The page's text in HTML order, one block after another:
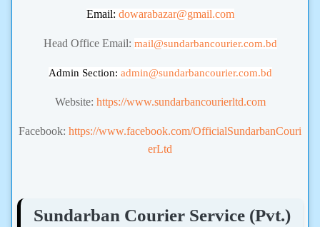
Email: dowarabazar@gmail.com
Head Office Email: mail@sundarbancourier.com.bd
Admin Section: admin@sundarbancourier.com.bd
Website: https://www.sundarbancourierltd.com
Facebook: https://www.facebook.com/OfficialSundarbanCouri
erLtd
Sundarban Courier Service (Pvt.)